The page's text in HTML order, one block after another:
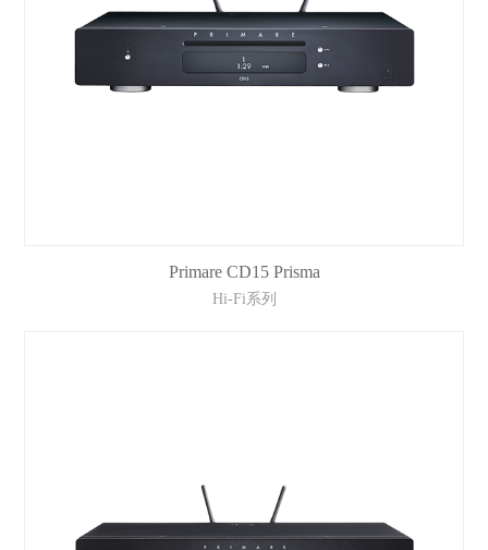
Primare CD15 Prisma
Hi-Fi系列